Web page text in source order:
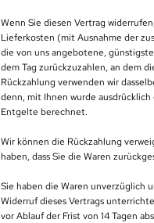
Wenn Sie diesen Vertrag
Lieferkosten (mit Ausnahme der
die von uns angebotene,
dem Tag zurückzuzahlen, an dem
Rückzahlung verwenden wir
denn, mit Ihnen wurde
Entgelte berechnet.
Wir können die Rückzahlung
haben, dass Sie die Waren
Sie haben die Waren unverzüglich
Widerruf dieses Vertrags
vor Ablauf der Frist von 14 Tagen